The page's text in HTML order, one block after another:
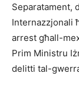
Separatament,
Internazzjonali
arrest għall-
Prim Ministru
delitti tal-